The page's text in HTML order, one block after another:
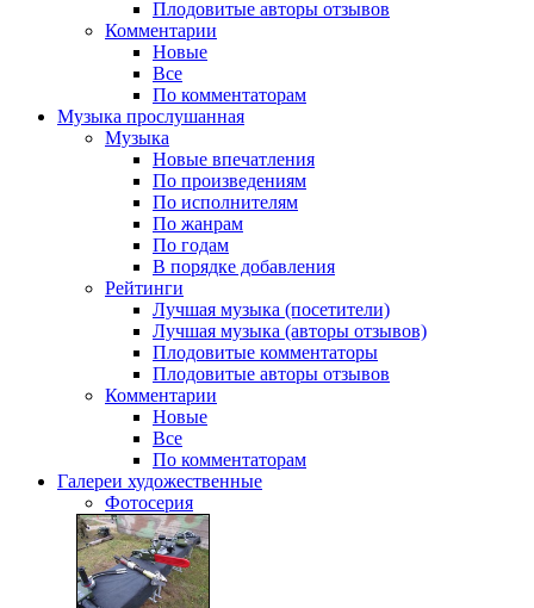
Плодовитые авторы отзывов
Комментарии
Новые
Все
По комментаторам
Музыка прослушанная
Музыка
Новые впечатления
По произведениям
По исполнителям
По жанрам
По годам
В порядке добавления
Рейтинги
Лучшая музыка (посетители)
Лучшая музыка (авторы отзывов)
Плодовитые комментаторы
Плодовитые авторы отзывов
Комментарии
Новые
Все
По комментаторам
Галереи художественные
Фотосерия